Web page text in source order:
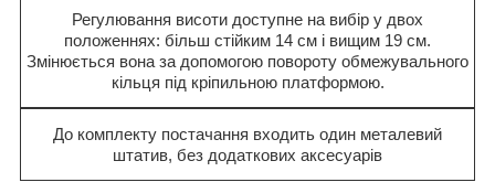
Регулювання висоти доступне на вибір у двох
положеннях: більш стійким 14 см і вищим 19 см.
Змінюється вона за допомогою повороту обмежувального
кільця під кріпильною платформою.
До комплекту постачання входить один металевий
штатив, без додаткових аксесуарів